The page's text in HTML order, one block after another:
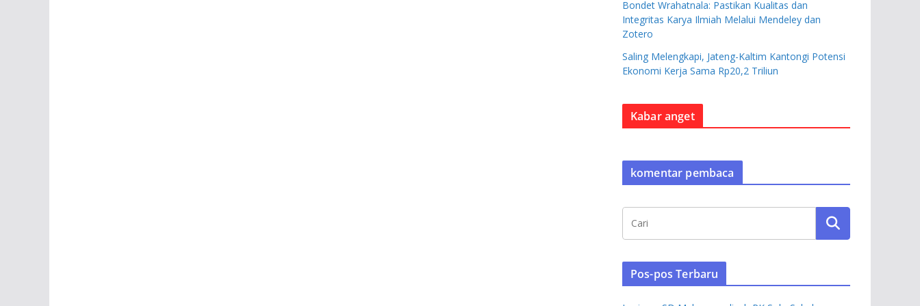
Bondet Wrahatnala: Pastikan Kualitas dan
Integritas Karya Ilmiah Melalui Mendeley dan
Zotero
Saling Melengkapi, Jateng-Kaltim Kantongi Potensi
Ekonomi Kerja Sama Rp20,2 Triliun
Kabar anget
komentar pembaca
Pos-pos Terbaru